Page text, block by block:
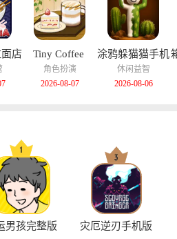
店
Tiny Coffee
Shop Story中文
版
角色扮演
2026-08-07
涂鸦躲猫猫手机
版
休闲益智
2026-08-06
男孩完整版 灾厄逆刃手机版